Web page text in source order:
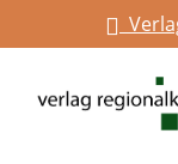
springen